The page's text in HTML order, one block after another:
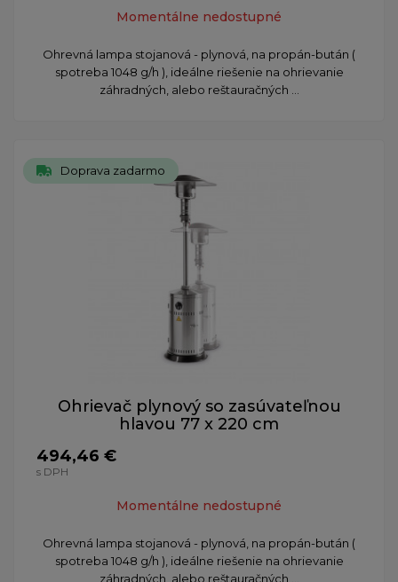
Momentálne nedostupné
Ohrevná lampa stojanová - plynová, na propán-bután (
spotreba 1048 g/h ), ideálne riešenie na ohrievanie
záhradných, alebo reštauračných ...
Doprava zadarmo
Ohrievač plynový so zasúvateľnou
hlavou 77 x 220 cm
494,46 €
s DPH
Momentálne nedostupné
Ohrevná lampa stojanová - plynová, na propán-bután (
spotreba 1048 g/h ), ideálne riešenie na ohrievanie
záhradných, alebo reštauračných ...